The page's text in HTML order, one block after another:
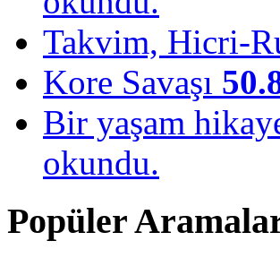
Takvim, Hicri-
Kore Savaşı
Bir yaşam
okundu.
Popüler